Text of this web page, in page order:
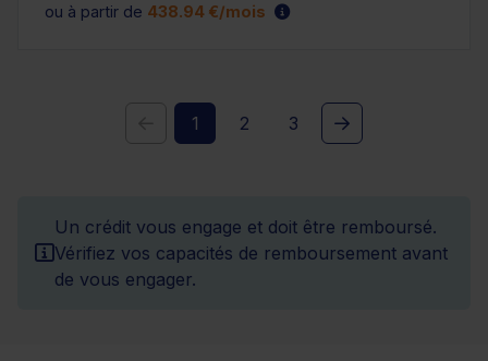
ou à partir de 438.94 €/mois
1 2 3
Un crédit vous engage et doit être remboursé.
Vérifiez vos capacités de remboursement avant
de vous engager.